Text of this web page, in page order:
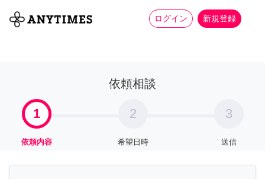
ログイン 新規登録
全て 家事 more_horiz
依頼相談
1
依頼内容
2
希望日時
3
送信